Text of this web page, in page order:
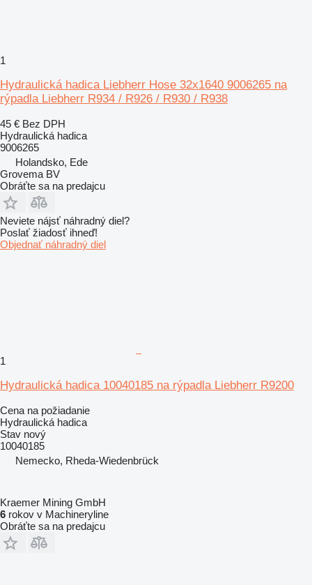
1
Hydraulická hadica Liebherr Hose 32x1640 9006265 na
rýpadla Liebherr R934 / R926 / R930 / R938
45 € Bez DPH
Hydraulická hadica
9006265
Holandsko, Ede
Grovema BV
Obráťte sa na predajcu
Neviete nájsť náhradný diel?
Poslať žiadosť ihneď!
Objednať náhradný diel
1
Hydraulická hadica 10040185 na rýpadla Liebherr R9200
Cena na požiadanie
Hydraulická hadica
Stav nový
10040185
Nemecko, Rheda-Wiedenbrück
Kraemer Mining GmbH
6 rokov v Machineryline
Obráťte sa na predajcu